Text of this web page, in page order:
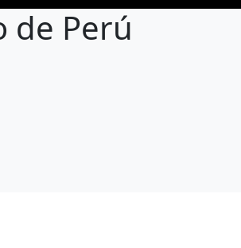
de Perú